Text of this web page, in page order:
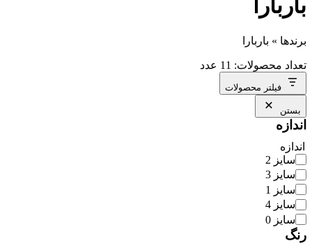
باربارا
برندها » باربارا
تعداد محصولات: 11 عدد
فیلتر محصولات
بستن
اندازه
اندازه
سایز 2
سایز 3
سایز 1
سایز 4
سایز 0
رنگ